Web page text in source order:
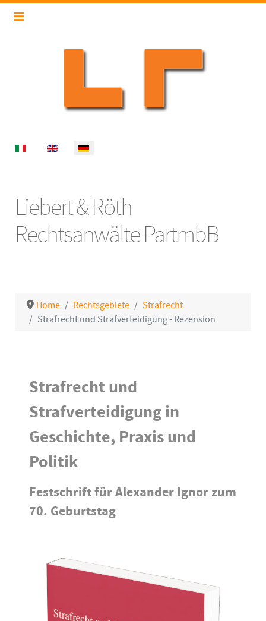
Select your language
Liebert & Röth
Rechtsanwälte PartmbB
Home Rechtsgebiete
Strafrecht
Strafrecht und Strafverteidigung - Rezension
Details
Strafrecht und
Strafverteidigung in
Geschichte, Praxis und
Politik
Festschrift für Alexander Ignor zum
70. Geburtstag